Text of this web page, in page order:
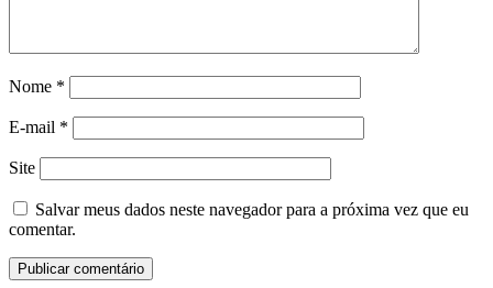
Nome *
E-mail *
Site
Salvar meus dados neste navegador para a próxima vez que eu
comentar.